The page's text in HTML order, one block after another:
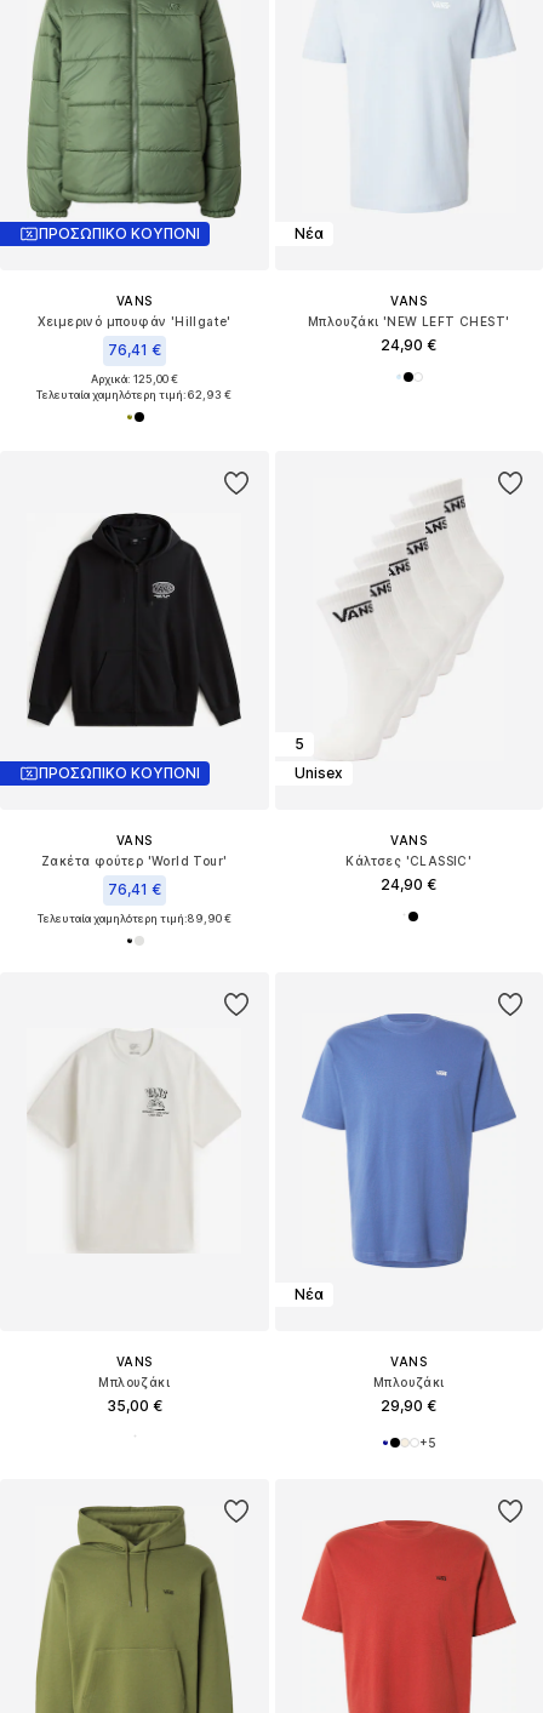
ΠΡΟΣΩΠΙΚΟ ΚΟΥΠΟΝΙ
VANS
Χειμερινό μπουφάν 'Hillgate'
76,41 €
Αρχικά: 125,00 €
Τελευταία χαμηλότερη τιμή:62,93 €
Νέα
VANS
Μπλουζάκι 'NEW LEFT CHEST'
24,90 €
ΠΡΟΣΩΠΙΚΟ ΚΟΥΠΟΝΙ
VANS
Ζακέτα φούτερ 'World Tour'
76,41 €
Τελευταία χαμηλότερη τιμή:89,90 €
5
Unisex
VANS
Κάλτσες 'CLASSIC'
24,90 €
VANS
Μπλουζάκι
35,00 €
Νέα
VANS
Μπλουζάκι
29,90 €
+5